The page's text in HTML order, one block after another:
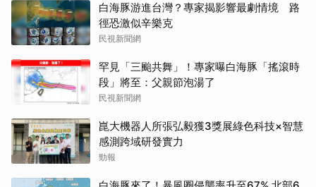
白海豚游進台灣？專家揭影響最劇情境 路
徑恐激似辛樂克
民視新聞網
罕見「三颱共舞」！專家曝白海豚「搖滾時
段」將至：父親節泡湯了
民視新聞網
崑大機器人所張弘毅獲3獎展綠色科技×智慧
感測跨域研發實力
勁報